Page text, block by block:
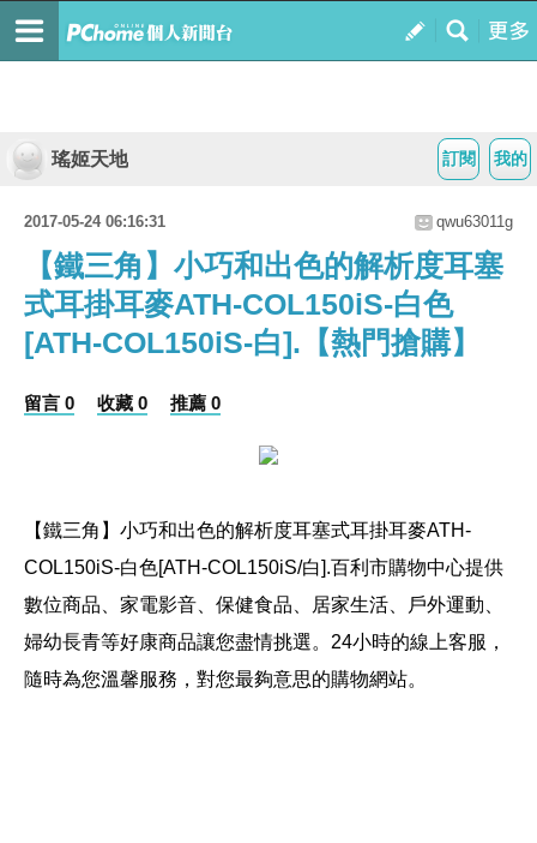
我的
訂閱
瑤姬天地
2017-05-24 06:16:31 qwu63011g
【鐵三角】小巧和出色的解析度耳塞
式耳掛耳麥ATH-COL150iS-白色
[ATH-COL150iS-白].【熱門搶購】
留言 0 收藏 0 推薦 0
【鐵三角】小巧和出色的解析度耳塞式耳掛耳麥ATH-
COL150iS-白色[ATH-COL150iS/白].百利市購物中心提供
數位商品、家電影音、保健食品、居家生活、戶外運動、
婦幼長青等好康商品讓您盡情挑選。24小時的線上客服，
隨時為您溫馨服務，對您最夠意思的購物網站。